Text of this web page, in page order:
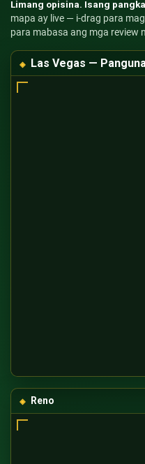
Limang opisina. Isang
mapa ay live — i-drag para
para mabasa ang mga review
Las Vegas —
Reno